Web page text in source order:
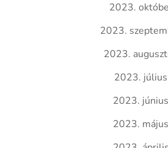
2023.
2023.
2023.
2023. július
2023. június
2023. május